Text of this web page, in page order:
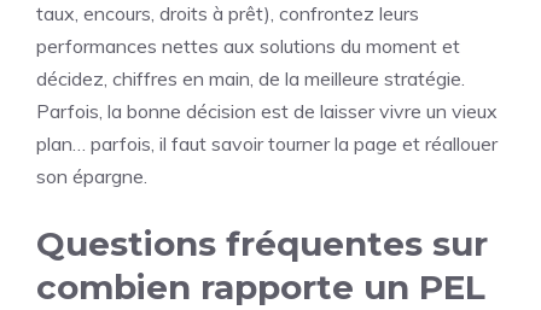
taux, encours, droits à prêt), confrontez leurs
performances nettes aux solutions du moment et
décidez, chiffres en main, de la meilleure stratégie.
Parfois, la bonne décision est de laisser vivre un vieux
plan… parfois, il faut savoir tourner la page et réallouer
son épargne.
Questions fréquentes sur
combien rapporte un PEL